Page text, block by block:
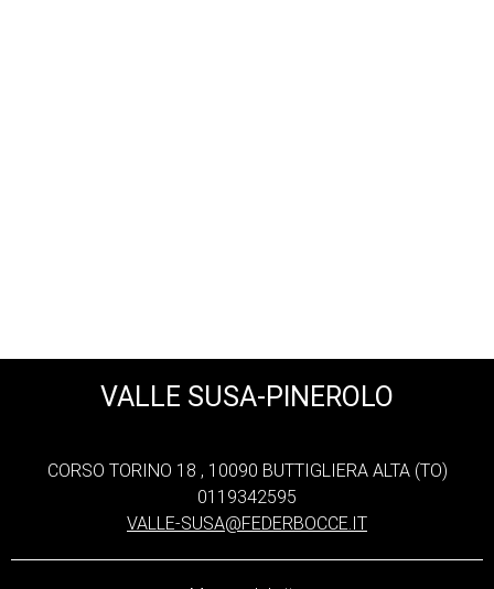
VALLE SUSA-PINEROLO
CORSO TORINO 18 , 10090 BUTTIGLIERA ALTA (TO)
0119342595
VALLE-SUSA@FEDERBOCCE.IT